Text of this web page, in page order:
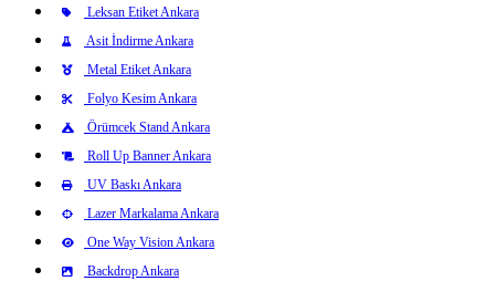
Leksan Etiket Ankara
Asit İndirme Ankara
Metal Etiket Ankara
Folyo Kesim Ankara
Örümcek Stand Ankara
Roll Up Banner Ankara
UV Baskı Ankara
Lazer Markalama Ankara
One Way Vision Ankara
Backdrop Ankara